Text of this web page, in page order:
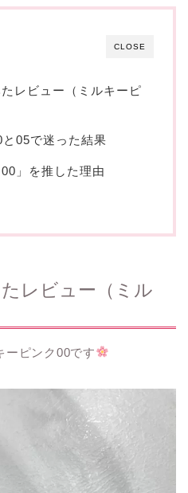
CLOSE
レビュー（ミルキーピ
05で迷った結果
」を推した理由
レビュー（ミル
ーピンク00です